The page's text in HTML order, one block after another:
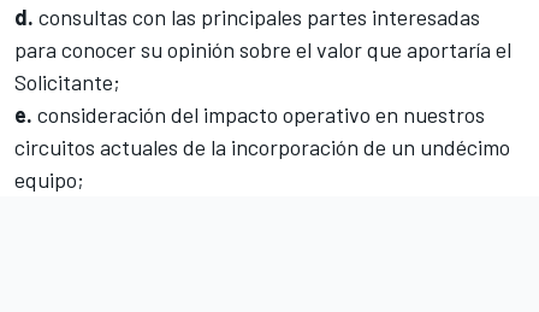
d. consultas con las principales partes interesadas
para conocer su opinión sobre el valor que aportaría el
Solicitante;
e. consideración del impacto operativo en nuestros
circuitos actuales de la incorporación de un undécimo
equipo;